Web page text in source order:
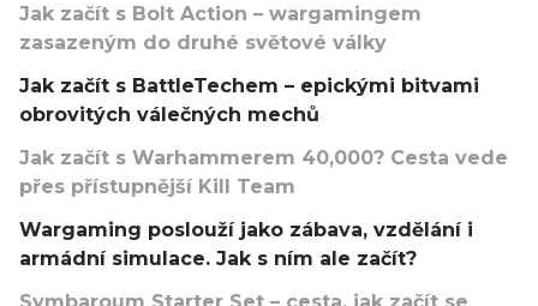
Jak začít s Bolt Action – wargamingem
zasazeným do druhé světové války
Jak začít s BattleTechem – epickými bitvami
obrovitých válečných mechů
Jak začít s Warhammerem 40,000? Cesta vede
přes přístupnější Kill Team
Wargaming poslouží jako zábava, vzdělání i
armádní simulace. Jak s ním ale začít?